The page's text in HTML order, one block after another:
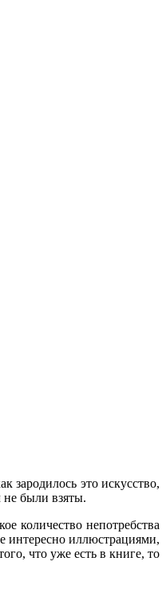
зародилось это искусство,
были взяты.
количество непотребства
интересно иллюстрациями,
что уже есть в книге, то